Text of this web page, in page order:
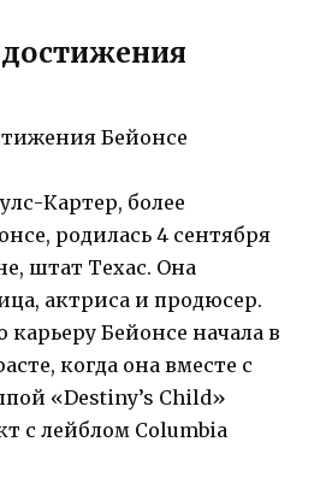
Картер, более
родилась 4 сентября
штат Техас. Она
актриса и продюсер.
Бейонсе начала в
когда она вместе с
«Destiny’s Child»
с лейблом Columbia